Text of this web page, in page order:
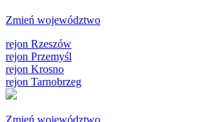
Zmień województwo
rejon Rzeszów
rejon Przemyśl
rejon Krosno
rejon Tarnobrzeg
Zmień województwo